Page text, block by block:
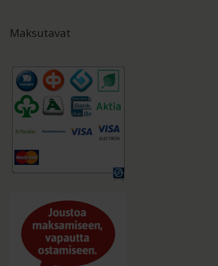
Maksutavat